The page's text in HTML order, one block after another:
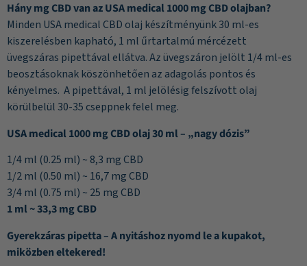
Hány mg CBD van az USA medical 1000 mg CBD olajban?
Minden USA medical CBD olaj készítményünk 30 ml-es
kiszerelésben kapható, 1 ml űrtartalmú mércézett
üvegszáras pipettával ellátva. Az üvegszáron jelölt 1/4 ml-es
beosztásoknak köszönhetően az adagolás pontos és
kényelmes. A pipettával, 1 ml jelölésig felszívott olaj
körülbelül 30-35 cseppnek felel meg.
USA medical 1000 mg CBD olaj 30 ml – „nagy dózis”
1/4 ml (0.25 ml) ~ 8,3 mg CBD
1/2 ml (0.50 ml) ~ 16,7 mg CBD
3/4 ml (0.75 ml) ~ 25 mg CBD
1 ml ~ 33,3 mg CBD
Gyerekzáras pipetta – A nyitáshoz nyomd le a kupakot,
miközben eltekered!